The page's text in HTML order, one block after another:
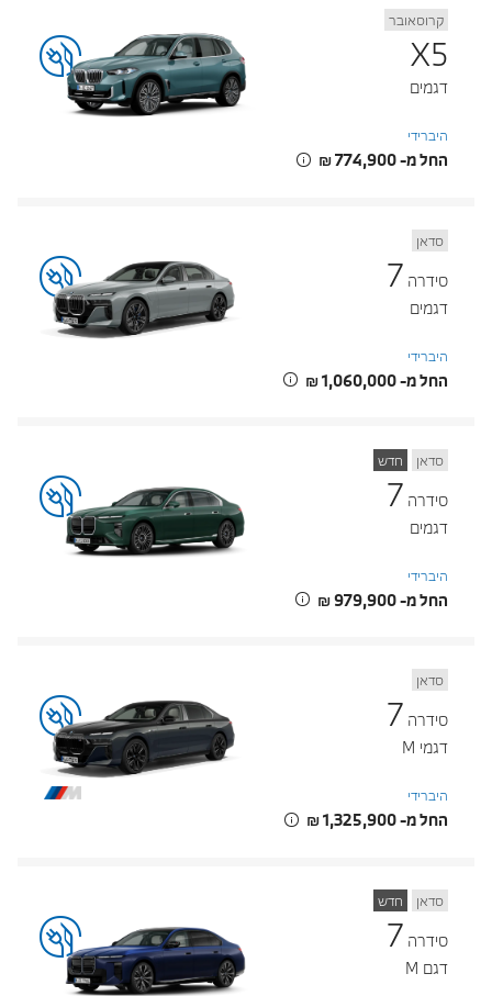
קרוסאובר
X5
דגמים
היברידי
החל מ- ‏774,900 ‏₪
סדאן
סידרה7
דגמים
היברידי
החל מ- ‏1,060,000 ‏₪
סדאן חדש
סידרה7
דגמים
היברידי
החל מ- ‏979,900 ‏₪
סדאן
סידרה7
דגמי M
היברידי
החל מ- ‏1,325,900 ‏₪
סדאן חדש
סידרה7
דגם M